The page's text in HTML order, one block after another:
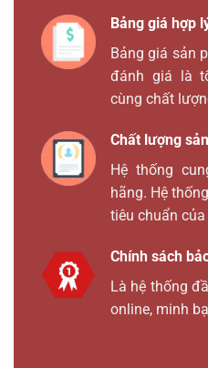
Bảng giá hợp
Bảng giá sản
đánh giá là
cùng chất
Chất lượng
Hệ thống
hãng. Hệ
tiêu chuẩn của
Chính sách
Là hệ thống
online, minh